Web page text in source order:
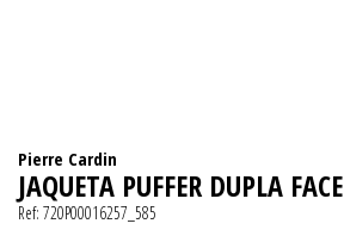
Pierre Cardin
JAQUETA PUFFER DUPLA FACE
Ref: 720P00016257_585